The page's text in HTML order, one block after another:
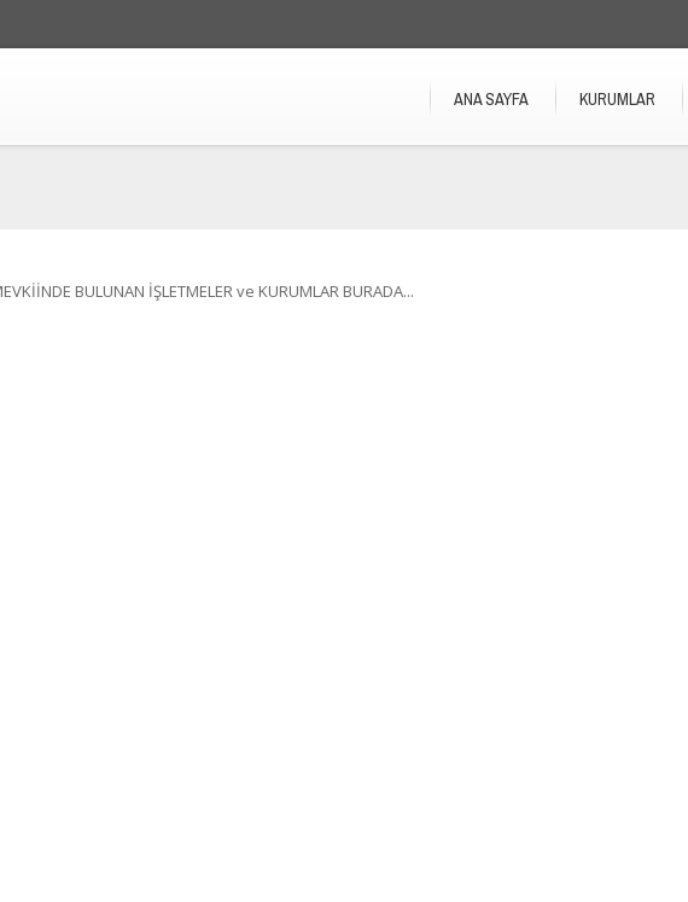
ANA SAYFA KURUMLAR
BULUNAN İŞLETMELER ve KURUMLAR BURADA...